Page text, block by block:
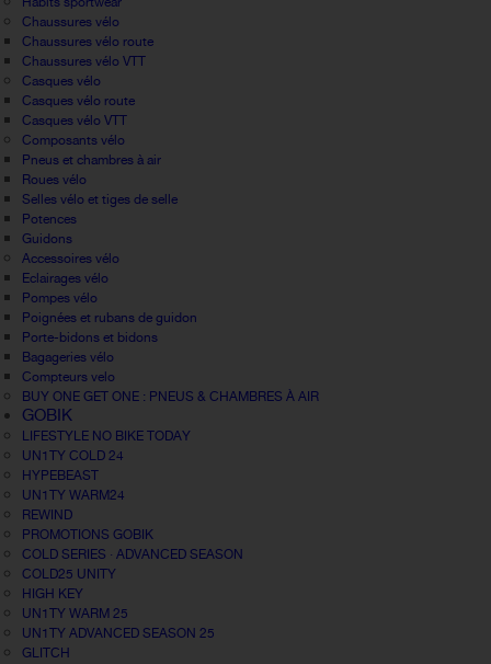
Chaussures vélo
Chaussures vélo route
Chaussures vélo VTT
Casques vélo
Casques vélo route
Casques vélo VTT
Composants vélo
Pneus et chambres à air
Roues vélo
Selles vélo et tiges de selle
Potences
Guidons
Accessoires vélo
Eclairages vélo
Pompes vélo
Poignées et rubans de guidon
Porte-bidons et bidons
Bagageries vélo
Compteurs velo
BUY ONE GET ONE : PNEUS & CHAMBRES À AIR
GOBIK
LIFESTYLE NO BIKE TODAY
UN1TY COLD 24
HYPEBEAST
UN1TY WARM24
REWIND
PROMOTIONS GOBIK
COLD SERIES · ADVANCED SEASON
COLD25 UNITY
HIGH KEY
UN1TY WARM 25
UN1TY ADVANCED SEASON 25
GLITCH